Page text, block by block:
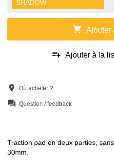
SHADOW
shopping_cart Ajouter
playlist_add Ajouter à la
location_on Où acheter ?
question_answer Question / feedback
Traction pad en deux parties,
30mm.